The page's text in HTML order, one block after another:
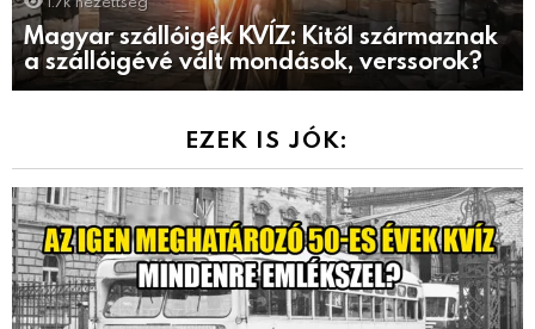
Magyar szállóigék KVÍZ: Kitől származnak
a szállóigévé vált mondások, verssorok?
EZEK IS JÓK: